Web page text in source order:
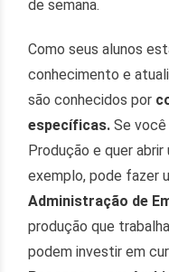
de semana.
Como seus alunos
conhecimento e
são conhecidos por
específicas. Se você
Produção e quer abrir
exemplo, pode fazer
Administração de
produção que
podem investir em